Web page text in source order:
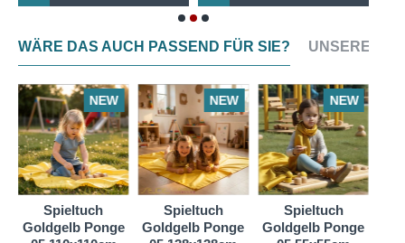
Im Set enthaltene Farben: Pfirsichblüt, Zinnoberrot,
Purpur.(harmonisch abgestimmt).
WÄRE DAS AUCH PASSEND FÜR SIE? UNSERE
NEW
Spieltuch
Goldgelb Ponge
NEW
Spieltuch
Goldgelb Ponge
NEW
Spieltuch
Goldgelb Ponge